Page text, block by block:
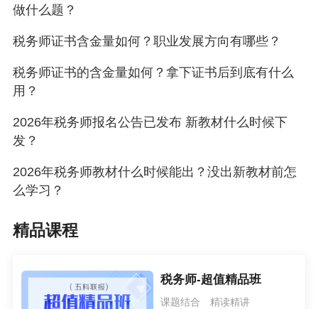
做什么题？
税务师证书含金量如何？职业发展方向有哪些？
税务师证书的含金量如何？拿下证书后到底有什么
用？
2026年税务师报名公告已发布 新教材什么时候下
发？
2026年税务师教材什么时候能出？没出新教材前怎
么学习？
精品课程
税务师-超值精品班
课题结合 精读精讲